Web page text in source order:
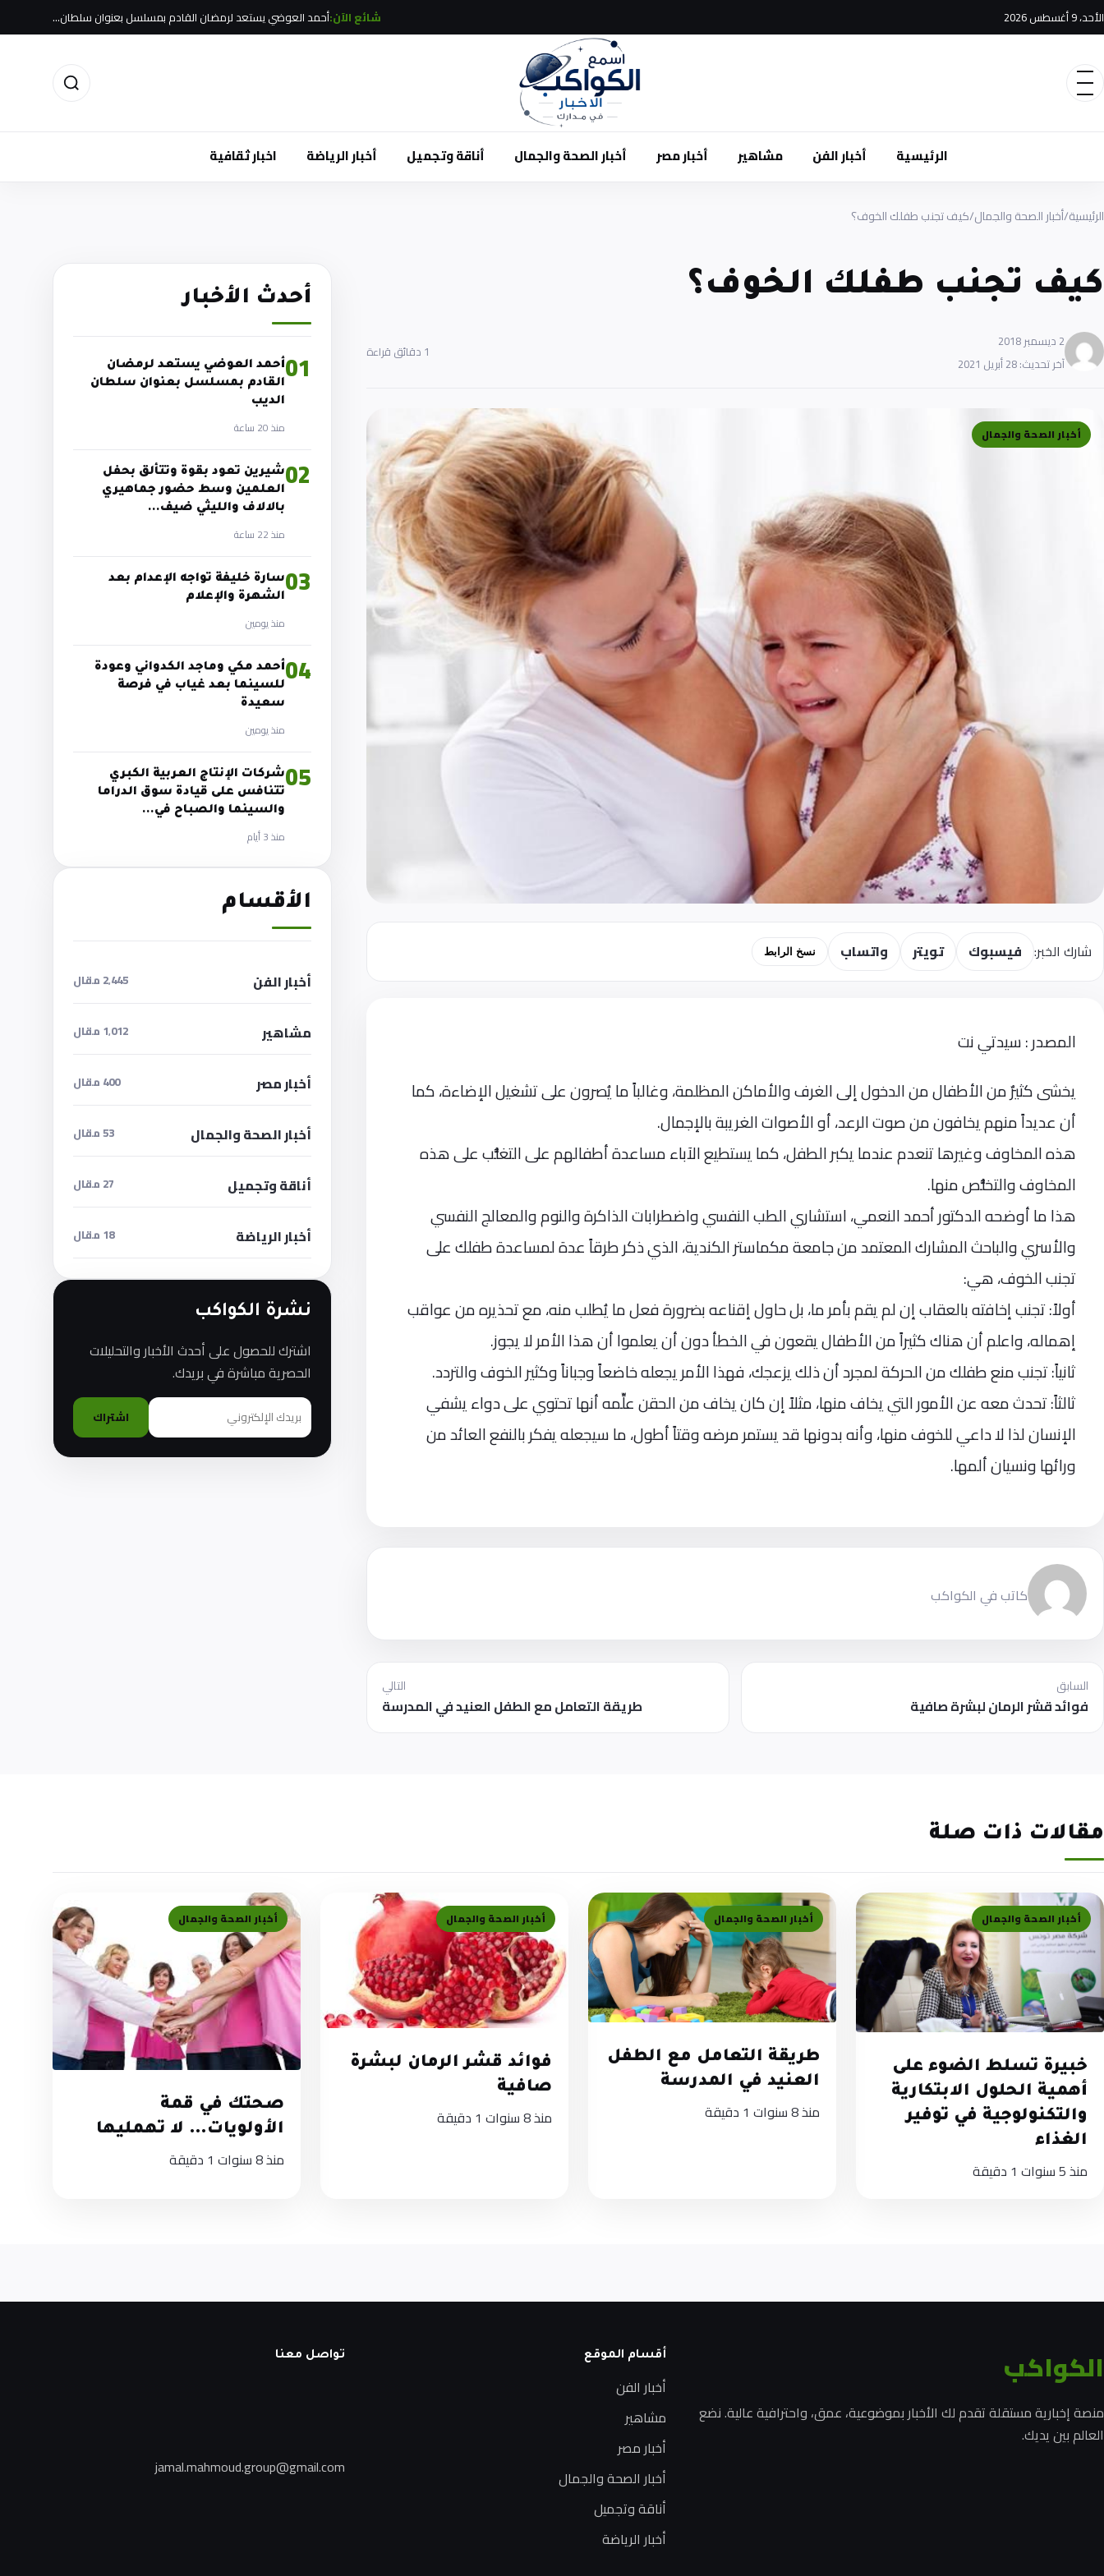
الأحد، 9 أغسطس 2026 شائع الآن:أحمد العوضي يستعد لرمضان القادم بمسلسل بعنوان سلطان…
الرئيسية أخبار الفن مشاهير أخبار مصر أخبار الصحة والجمال أناقة وتجميل أخبار الرياضة اخبار ثقافية
الرئيسية/أخبار الصحة والجمال/كيف تجنب طفلك الخوف؟
كيف تجنب طفلك الخوف؟
2 ديسمبر 2018
آخر تحديث: 28 أبريل 2021
1 دقائق قراءة
أخبار الصحة والجمال
شارك الخبر: فيسبوك تويتر واتساب نسخ الرابط
المصدر : سيدتي نت
يخشى كثيرٌ من الأطفال من الدخول إلى الغرف والأماكن المظلمة، وغالباً ما يُصرون على تشغيل الإضاءة، كما
أن عديداً منهم يخافون من صوت الرعد، أو الأصوات الغريبة بالإجمال.
هذه المخاوف وغيرها تنعدم عندما يكبر الطفل، كما يستطيع الآباء مساعدة أطفالهم على التغلُّب على هذه
المخاوف والتخلُّص منها.
هذا ما أوضحه الدكتور أحمد النعمي، استشاري الطب النفسي واضطرابات الذاكرة والنوم والمعالج النفسي
والأسري والباحث المشارك المعتمد من جامعة مكماستر الكندية، الذي ذكر طرقاً عدة لمساعدة طفلك على
تجنب الخوف، هي:
أولاً: تجنب إخافته بالعقاب إن لم يقم بأمر ما، بل حاول إقناعه بضرورة فعل ما يُطلب منه، مع تحذيره من عواقب
إهماله، واعلم أن هناك كثيراً من الأطفال يقعون في الخطأ دون أن يعلموا أن هذا الأمر لا يجوز.
ثانياً: تجنب منع طفلك من الحركة لمجرد أن ذلك يزعجك، فهذا الأمر يجعله خاضعاً وجباناً وكثير الخوف والتردد.
ثالثاً: تحدث معه عن الأمور التي يخاف منها، مثلاً إن كان يخاف من الحقن علِّمه أنها تحتوي على دواء يشفي
الإنسان لذا لا داعي للخوف منها، وأنه بدونها قد يستمر مرضه وقتاً أطول، ما سيجعله يفكر بالنفع العائد من
ورائها ونسيان ألمها.
كاتب في الكواكب
السابق
فوائد قشر الرمان لبشرة صافية
التالي
طريقة التعامل مع الطفل العنيد في المدرسة
أحدث الأخبار
01أحمد العوضي يستعد لرمضان
القادم بمسلسل بعنوان سلطان
الديب
منذ 20 ساعة
02شيرين تعود بقوة وتتألق بحفل
العلمين وسط حضور جماهيري
بالالاف والليثي ضيف…
منذ 22 ساعة
03سارة خليفة تواجه الإعدام بعد
الشهرة والإعلام
منذ يومين
04أحمد مكي وماجد الكدواني وعودة
للسينما بعد غياب في فرصة
سعيدة
منذ يومين
05شركات الإنتاج العربية الكبري
تتنافس على قيادة سوق الدراما
والسينما والصباح في…
منذ 3 أيام
الأقسام
أخبار الفن 2٬445 مقال
مشاهير 1٬012 مقال
أخبار مصر 400 مقال
أخبار الصحة والجمال 53 مقال
أناقة وتجميل 27 مقال
أخبار الرياضة 18 مقال
نشرة الكواكب
اشترك للحصول على أحدث الأخبار والتحليلات
الحصرية مباشرة في بريدك.
اشتراك
مقالات ذات صلة
أخبار الصحة والجمال
خبيرة تسلط الضوء على
أهمية الحلول الابتكارية
والتكنولوجية في توفير
الغذاء
منذ 5 سنوات 1 دقيقة
أخبار الصحة والجمال
طريقة التعامل مع الطفل
العنيد في المدرسة
منذ 8 سنوات 1 دقيقة
أخبار الصحة والجمال
فوائد قشر الرمان لبشرة
صافية
منذ 8 سنوات 1 دقيقة
أخبار الصحة والجمال
صحتك في قمة
الأولويات… لا تهمليها
منذ 8 سنوات 1 دقيقة
الكواكب
منصة إخبارية مستقلة تقدم لك الأخبار بموضوعية، عمق، واحترافية عالية. نضع
العالم بين يديك.
أقسام الموقع
أخبار الفن
مشاهير
أخبار مصر
أخبار الصحة والجمال
أناقة وتجميل
أخبار الرياضة
تواصل معنا
jamal.mahmoud.group@gmail.com